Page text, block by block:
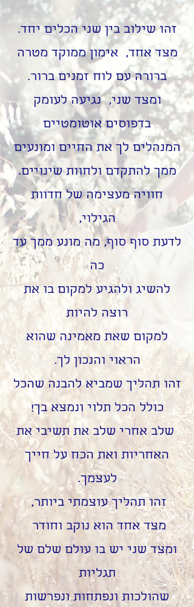
זהו שילוב בין שני הכלים יחד.
מצד אחד, אימון ממוקד מטרה
ברורהעם לוח זמנים ברור.
ומצד שני, נגיעה לעומק
בדפוסים אוטומטיים
המנהלים לך את החיים ומונעים
ממך להתקדם ולחוות שינויים.
חוויה מעצימה של חדוות
הגילוי,
לדעת סוף סוף, מה מונע ממך עד
כה
להשיג ולהגיע למקום בו את
רוצה להיות
למקום שאת מאמינה שהוא
הראוי והנכון לך.
זהו תהליך שמביא להבנה שהכל
כולל הכל תלוי ונמצא בך!
שלב אחרי שלב את תשיבי את
האחריות ואת הכח על חייך
לעצמך.
זהו תהליך עוצמתי ביותר,
מצד אחד הוא נוקב וחודר
ומצד שני יש בו עולם שלם של
תגליות
שהולכות ונפתחות ונפרשות